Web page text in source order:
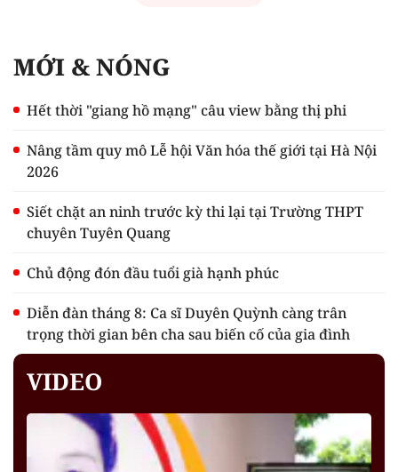
MỚI & NÓNG
Hết thời "giang hồ mạng" câu view bằng thị phi
Nâng tầm quy mô Lễ hội Văn hóa thế giới tại Hà Nội
2026
Siết chặt an ninh trước kỳ thi lại tại Trường THPT
chuyên Tuyên Quang
Chủ động đón đầu tuổi già hạnh phúc
Diễn đàn tháng 8: Ca sĩ Duyên Quỳnh càng trân
trọng thời gian bên cha sau biến cố của gia đình
VIDEO